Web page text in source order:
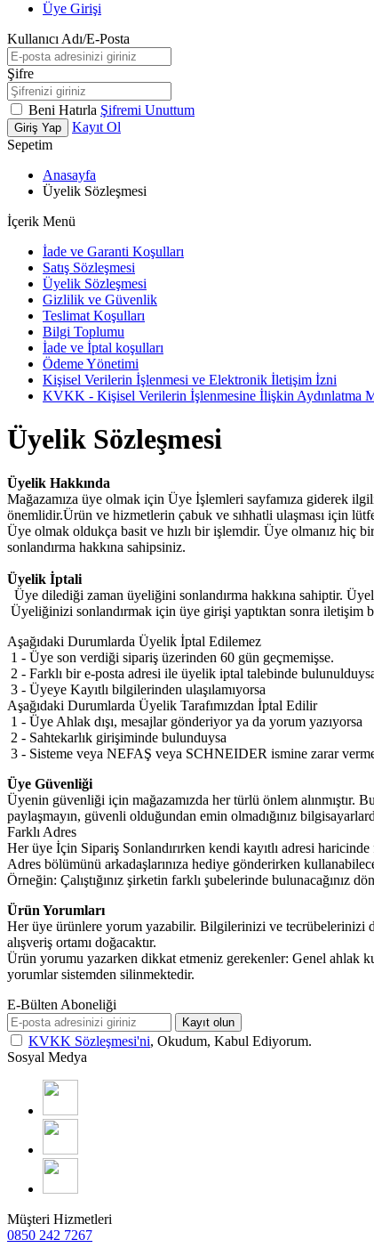
Üye Girişi
Kullanıcı Adı/E-Posta
Şifre
Beni Hatırla Şifremi Unuttum
Giriş Yap
Kayıt Ol
Sepetim
Anasayfa
Üyelik Sözleşmesi
İçerik Menü
İade ve Garanti Koşulları
Satış Sözleşmesi
Üyelik Sözleşmesi
Gizlilik ve Güvenlik
Teslimat Koşulları
Bilgi Toplumu
İade ve İptal koşulları
Ödeme Yönetimi
Kişisel Verilerin İşlenmesi ve Elektronik İletişim İzni
KVKK - Kişisel Verilerin İşlenmesine İlişkin Aydınlatma
Üyelik Sözleşmesi
Üyelik Hakkında
Mağazamıza üye olmak için Üye İşlemleri sayfamıza giderek
önemlidir.Ürün ve hizmetlerin çabuk ve sıhhatli ulaşması için
Üye olmak oldukça basit ve hızlı bir işlemdir. Üye olmanız hiç
sonlandırma hakkına sahipsiniz.
Üyelik İptali
Üye dilediği zaman üyeliğini sonlandırma hakkına sahiptir.
Üyeliğinizi sonlandırmak için üye girişi yaptıktan sonra iletişim
Aşağıdaki Durumlarda Üyelik İptal Edilemez
1 - Üye son verdiği sipariş üzerinden 60 gün geçmemişse.
2 - Farklı bir e-posta adresi ile üyelik iptal talebinde
3 - Üyeye Kayıtlı bilgilerinden ulaşılamıyorsa
Aşağıdaki Durumlarda Üyelik Tarafımızdan İptal Edilir
1 - Üye Ahlak dışı, mesajlar gönderiyor ya da yorum yazıyorsa
2 - Sahtekarlık girişiminde bulunduysa
3 - Sisteme veya NEFAŞ veya SCHNEIDER ismine zarar
Üye Güvenliği
Üyenin güvenliği için mağazamızda her türlü önlem alınmıştır.
paylaşmayın, güvenli olduğundan emin olmadığınız
Farklı Adres
Her üye İçin Sipariş Sonlandırırken kendi kayıtlı adresi
Adres bölümünü arkadaşlarınıza hediye gönderirken
Örneğin: Çalıştığınız şirketin farklı şubelerinde bulunacağınız
Ürün Yorumları
Her üye ürünlere yorum yazabilir. Bilgilerinizi ve tecrübelerinizi
alışveriş ortamı doğacaktır.
Ürün yorumu yazarken dikkat etmeniz gerekenler: Genel ahlak
yorumlar sistemden silinmektedir.
E-Bülten Aboneliği
Kayıt olun
KVKK Sözleşmesi'ni, Okudum, Kabul Ediyorum.
Sosyal Medya
Müşteri Hizmetleri
0850 242 7267